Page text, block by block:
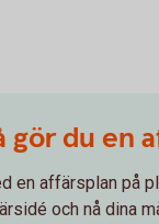
gör du en
en affärsplan på
och nå dina